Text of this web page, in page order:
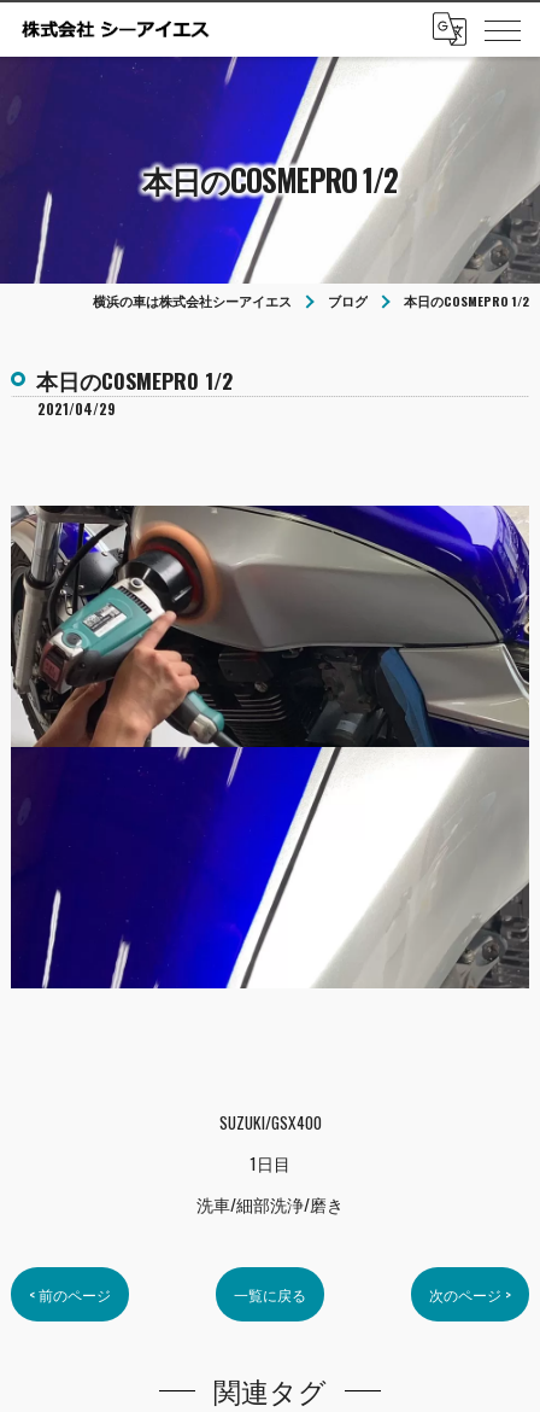
本日のCOSMEPRO 1/2
横浜の車は株式会社シーアイエス ブログ 本日のCOSMEPRO 1/2
本日のCOSMEPRO 1/2
2021/04/29
SUZUKI/GSX400
1日目
洗車/細部洗浄/磨き
< 前のページ 一覧に戻る 次のページ >
関連タグ